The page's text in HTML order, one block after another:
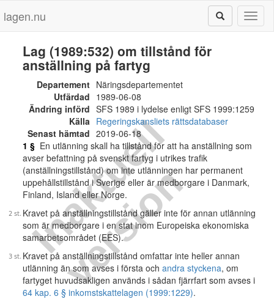
lagen.nu
I
n
a
k
t
u
e
l
l
v
e
r
s
i
o
n
Lag (1989:532) om tillstånd för
anställning på fartyg
Departement Näringsdepartementet
Utfärdad 1989-06-08
Ändring införd SFS 1989 i lydelse enligt SFS 1999:1259
Källa Regeringskansliets rättsdatabaser
Senast hämtad 2019-06-18
1 § En utlänning skall ha tillstånd för att ha anställning som
avser befattning på svenskt fartyg i utrikes trafik
(anställningstillstånd) om inte utlänningen har permanent
uppehållstillstånd i Sverige eller är medborgare i Danmark,
Finland, Island eller Norge.
Kravet på anställningstillstånd gäller inte för annan utlänning
som är medborgare i en stat inom Europeiska ekonomiska
samarbetsområdet (EES).
Kravet på anställningstillstånd omfattar inte heller annan
utlänning än som avses i första och andra styckena, om
fartyget huvudsakligen används i sådan fjärrfart som avses i
64 kap. 6 § inkomstskattelagen (1999:1229).